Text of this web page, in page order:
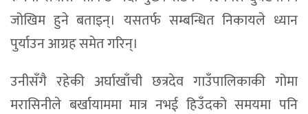
जोखिम हुने बताइन्। यसतर्फ सम्बन्धित निकायले ध्यान
पुर्याउन आग्रह समेत गरिन्।
उनीसँगै रहेकी अर्घाखाँची छत्रदेव गाउँपालिकाकी गोमा
मरासिनीले बर्खायाममा मात्र नभई हिउँदको समयमा पनि